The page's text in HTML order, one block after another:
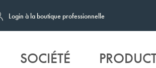
Login à la boutique professionnelle
SOCIÉTÉ